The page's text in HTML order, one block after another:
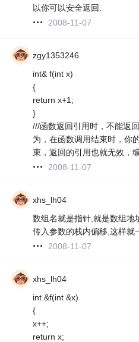
以你可以安全返回.
2008-11-07
zgy1353246
int& f(int x)
{
return x+1;
}
///函数返回引用时，不能返
为，在函数调用结束时，你
束，返回的引用也就无效，
2008-11-07
xhs_lh04
数组名就是指针,就是数组地
传入参数的栈内偏移,这样就
2008-11-07
xhs_lh04
int &f(int &x)
{
x++;
return x;